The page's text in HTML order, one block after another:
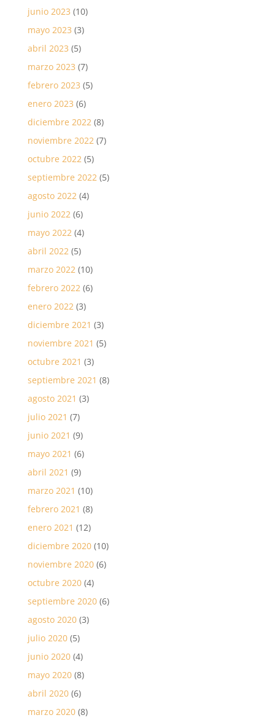
junio 2023 (10)
mayo 2023 (3)
abril 2023 (5)
marzo 2023 (7)
febrero 2023 (5)
enero 2023 (6)
diciembre 2022(8)
noviembre 2022(7)
octubre 2022(5)
septiembre 2022(5)
agosto 2022(4)
junio 2022(6)
mayo 2022(4)
abril 2022(5)
marzo 2022(10)
febrero 2022(6)
enero 2022(3)
diciembre 2021 (3)
noviembre 2021 (5)
octubre 2021 (3)
septiembre 2021 (8)
agosto 2021 (3)
julio 2021 (7)
junio 2021 (9)
mayo 2021 (6)
abril 2021 (9)
marzo 2021 (10)
febrero 2021 (8)
enero 2021 (12)
diciembre 2020(10)
noviembre 2020(6)
octubre 2020(4)
septiembre 2020(6)
agosto 2020(3)
julio 2020(5)
junio 2020(4)
mayo 2020(8)
abril 2020(6)
marzo 2020(8)